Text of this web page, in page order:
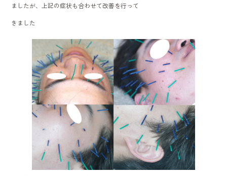
ましたが、上記の症状も合わせて改善を行って
きました